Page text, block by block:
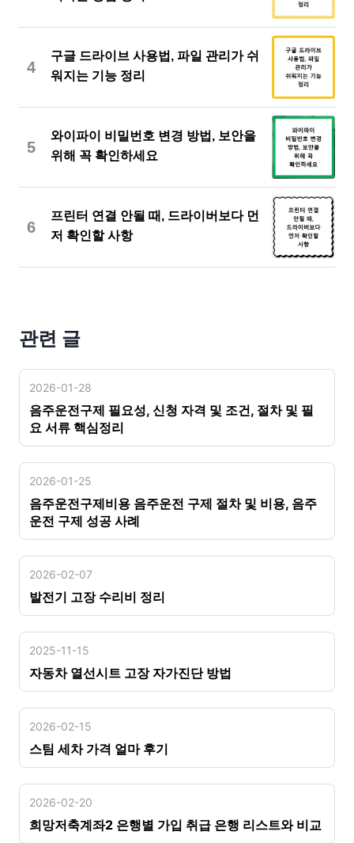
4
구글 드라이브 사용법, 파일 관리가 쉬
워지는 기능 정리
5
와이파이 비밀번호 변경 방법, 보안을
위해 꼭 확인하세요
6
프린터 연결 안될 때, 드라이버보다 먼
저 확인할 사항
관련 글
2026-01-28
음주운전구제 필요성, 신청 자격 및 조건, 절차 및 필
요 서류 핵심정리
2026-01-25
음주운전구제비용 음주운전 구제 절차 및 비용, 음주
운전 구제 성공 사례
2026-02-07
발전기 고장 수리비 정리
2025-11-15
자동차 열선시트 고장 자가진단 방법
2026-02-15
스팀 세차 가격 얼마 후기
2026-02-20
희망저축계좌2 은행별 가입 취급 은행 리스트와 비교